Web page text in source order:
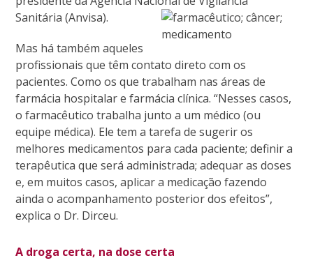
Sanitária (Anvisa).
Mas há também aqueles
profissionais que têm contato direto com os
pacientes. Como os que trabalham nas áreas de
farmácia hospitalar e farmácia clínica. “Nesses casos,
o farmacêutico trabalha junto a um médico (ou
equipe médica). Ele tem a tarefa de sugerir os
melhores medicamentos para cada paciente; definir a
terapêutica que será administrada; adequar as doses
e, em muitos casos, aplicar a medicação fazendo
ainda o acompanhamento posterior dos efeitos”,
explica o Dr. Dirceu.
A droga certa, na dose certa